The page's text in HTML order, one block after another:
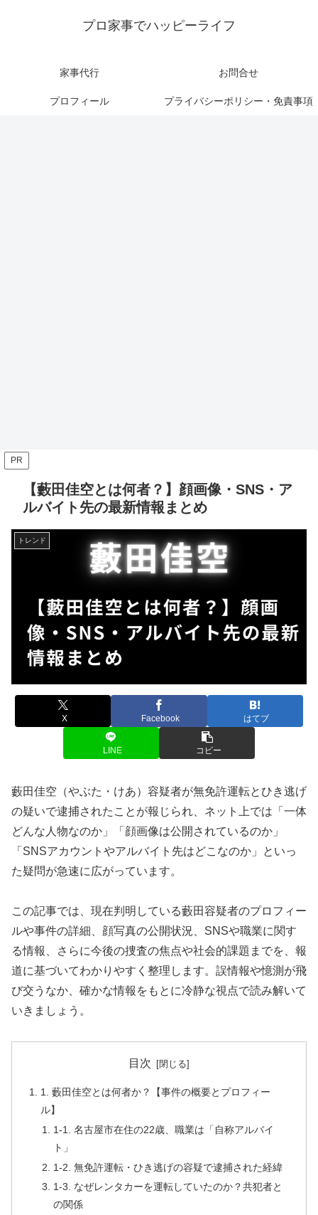
プロ家事でハッピーライフ
家事代行 お問合せ
プロフィール プライバシーポリシー・免責事項
PR
【藪田佳空とは何者？】顔画像・SNS・ア
ルバイト先の最新情報まとめ
トレンド
X Facebook はてブ
LINE コピー
藪田佳空（やぶた・けあ）容疑者が無免許運転とひき逃げ
の疑いで逮捕されたことが報じられ、ネット上では「一体
どんな人物なのか」「顔画像は公開されているのか」
「SNSアカウントやアルバイト先はどこなのか」といっ
た疑問が急速に広がっています。
この記事では、現在判明している藪田容疑者のプロフィー
ルや事件の詳細、顔写真の公開状況、SNSや職業に関す
る情報、さらに今後の捜査の焦点や社会的課題までを、報
道に基づいてわかりやすく整理します。誤情報や憶測が飛
び交うなか、確かな情報をもとに冷静な視点で読み解いて
いきましょう。
目次
1. 藪田佳空とは何者か？【事件の概要とプロフィー
ル】
1-1. 名古屋市在住の22歳、職業は「自称アルバイ
ト」
1-2. 無免許運転・ひき逃げの容疑で逮捕された経緯
1-3. なぜレンタカーを運転していたのか？共犯者と
の関係